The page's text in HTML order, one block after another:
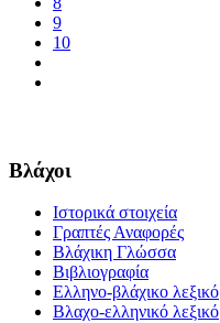
9
10
Βλάχοι
Ιστορικά στοιχεία
Γραπτές Αναφορές
Βλάχικη Γλώσσα
Βιβλιογραφία
Ελληνο-βλάχικο λεξικό
Βλαχο-ελληνικό λεξικό